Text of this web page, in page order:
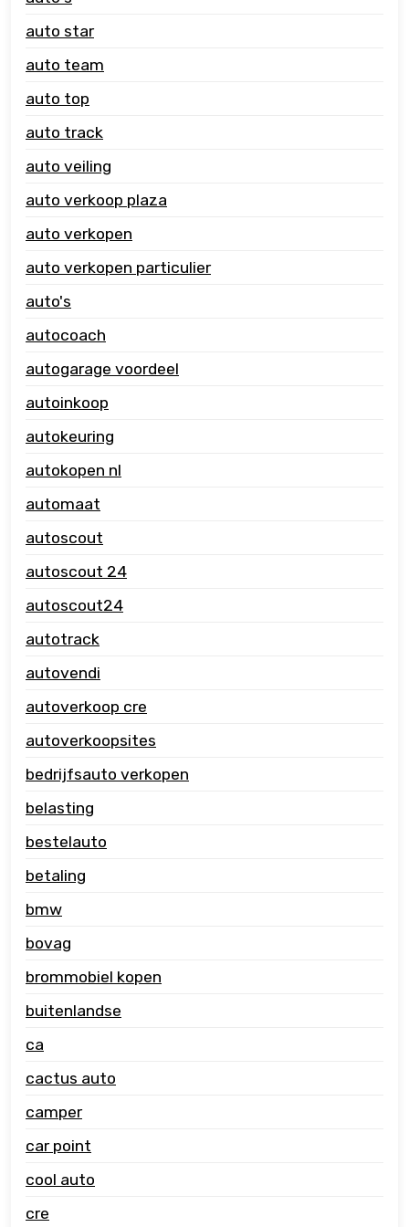
auto star
auto team
auto top
auto track
auto veiling
auto verkoop plaza
auto verkopen
auto verkopen particulier
auto's
autocoach
autogarage voordeel
autoinkoop
autokeuring
autokopen nl
automaat
autoscout
autoscout 24
autoscout24
autotrack
autovendi
autoverkoop cre
autoverkoopsites
bedrijfsauto verkopen
belasting
bestelauto
betaling
bmw
bovag
brommobiel kopen
buitenlandse
ca
cactus auto
camper
car point
cool auto
cre